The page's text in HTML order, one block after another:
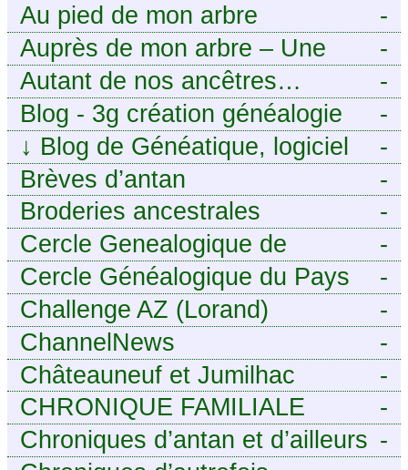
-
Au pied de mon arbre
-
Auprès de mon arbre – Une
histoire de racines
-
Autant de nos ancêtres…
-
Blog - 3g création généalogie
-
↓ Blog de Généatique, logiciel
de généalogie
-
Brèves d’antan
-
Broderies ancestrales
-
Cercle Genealogique de
l’Aveyron
-
Cercle Généalogique du Pays
de Caux - Seine-Maritime
-
Challenge AZ (Lorand)
-
ChannelNews
-
Châteauneuf et Jumilhac
-
CHRONIQUE FAMILIALE
-
Chroniques d’antan et d’ailleurs